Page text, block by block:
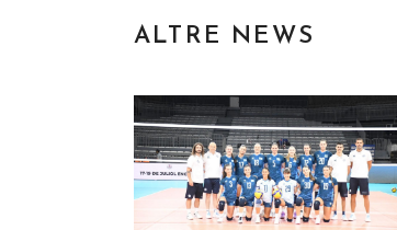
ALTRE NEWS